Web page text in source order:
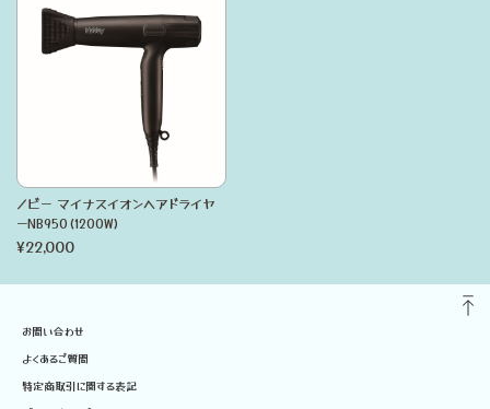
ノビー マイナスイオンヘアドライヤ
ーNB950(1200W)
¥22,000
お問い合わせ
よくあるご質問
特定商取引に関する表記